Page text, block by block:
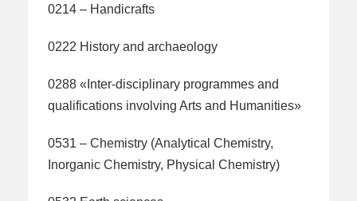
0214 – Handicrafts
0222 History and archaeology
0288 «Inter-disciplinary programmes and
qualifications involving Arts and Humanities»
0531 – Chemistry (Analytical Chemistry,
Inorganic Chemistry, Physical Chemistry)